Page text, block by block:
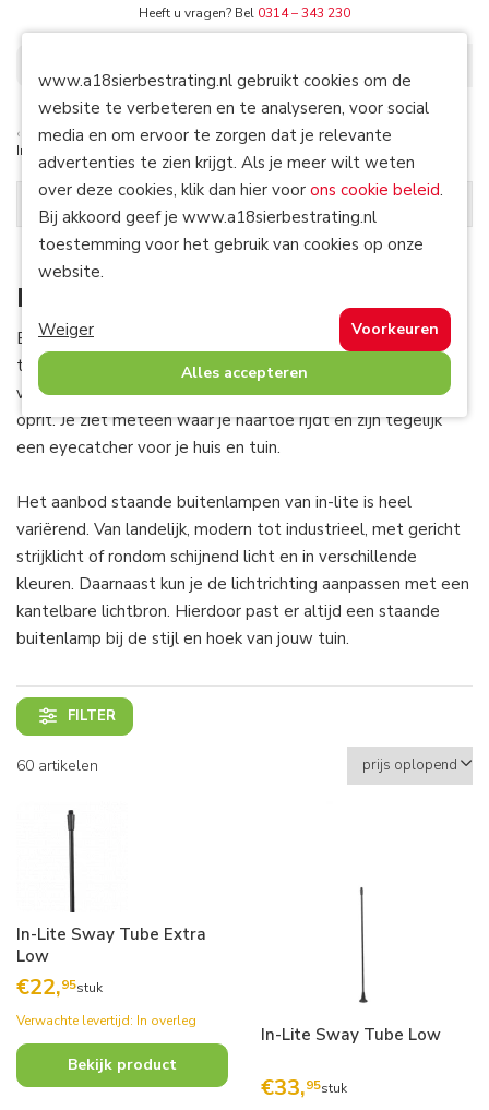
Heeft u vragen? Bel 0314 – 343 230
Terug naarTuinverlichting Home / Tuinverlichting /
In-Lite Staande lampen
Tuinverlichting
In-Lite Staande lampen
Een staande buitenlamp is heel mooi te plaatsen langs je
tuinpad, terras en in borders. En met het gerichte strijklicht
van staande buitenlampen zijn ze ideaal te plaatsen langs je
oprit. Je ziet meteen waar je naartoe rijdt en zijn tegelijk
een eyecatcher voor je huis en tuin.
Het aanbod staande buitenlampen van in-lite is heel
variërend. Van landelijk, modern tot industrieel, met gericht
strijklicht of rondom schijnend licht en in verschillende
kleuren. Daarnaast kun je de lichtrichting aanpassen met een
kantelbare lichtbron. Hierdoor past er altijd een staande
buitenlamp bij de stijl en hoek van jouw tuin.
FILTER
60 artikelen
In-Lite Sway Tube Extra
Low
€22,95stuk
Verwachte levertijd: In overleg
Bekijk product
In-Lite Sway Tube Low
€33,95stuk
www.a18sierbestrating.nl gebruikt cookies om de
website te verbeteren en te analyseren, voor social
media en om ervoor te zorgen dat je relevante
advertenties te zien krijgt. Als je meer wilt weten
over deze cookies, klik dan hier voor ons cookie beleid.
Bij akkoord geef je www.a18sierbestrating.nl
toestemming voor het gebruik van cookies op onze
website.
Weiger Voorkeuren
Alles accepteren